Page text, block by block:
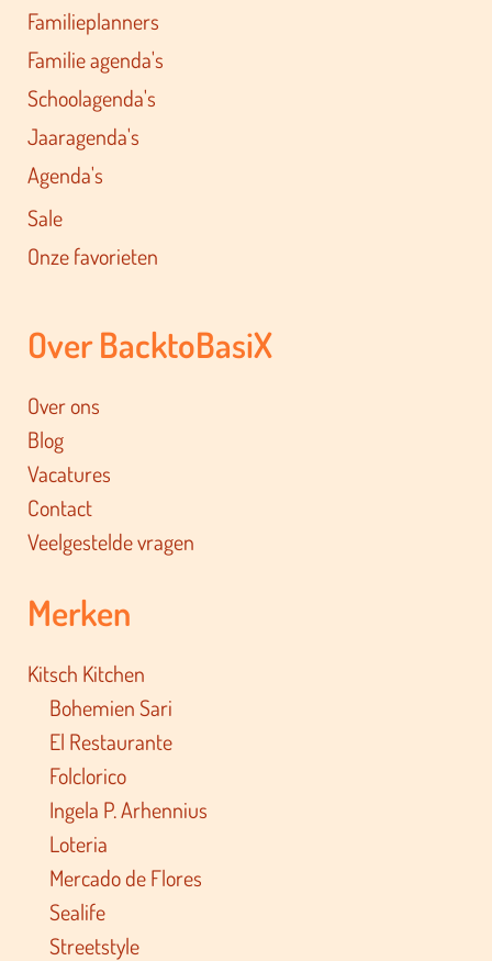
Familieplanners
Familie agenda's
Schoolagenda's
Jaaragenda's
Agenda's
Sale
Onze favorieten
Over BacktoBasiX
Over ons
Blog
Vacatures
Contact
Veelgestelde vragen
Merken
Kitsch Kitchen
Bohemien Sari
El Restaurante
Folclorico
Ingela P. Arhennius
Loteria
Mercado de Flores
Sealife
Streetstyle